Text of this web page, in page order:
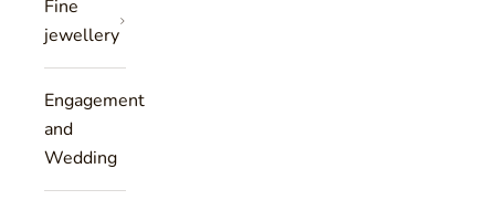
Fine
jewellery
Engagement
and
Wedding